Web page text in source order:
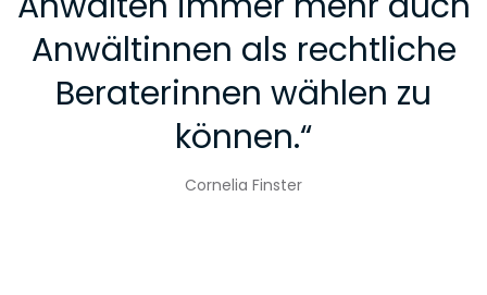
Anwältinnen als rechtliche
Beraterinnen wählen zu
können.“
Cornelia Finster